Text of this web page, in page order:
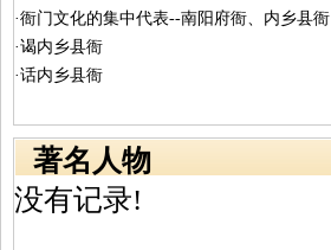
·衙门文化的集中代表--南阳府衙、内乡县衙
·谒内乡县衙
·话内乡县衙
著名人物
没有记录!